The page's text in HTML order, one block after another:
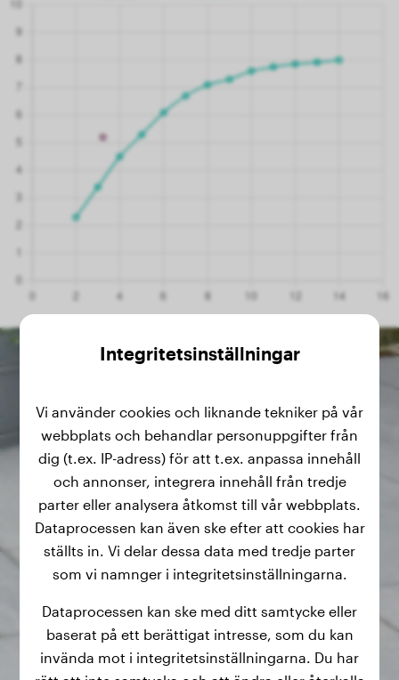
Integritetsinställningar
Vi använder cookies och liknande tekniker på vår
webbplats och behandlar personuppgifter från
dig (t.ex. IP-adress) för att t.ex. anpassa innehåll
och annonser, integrera innehåll från tredje
parter eller analysera åtkomst till vår webbplats.
Dataprocessen kan även ske efter att cookies har
ställts in. Vi delar dessa data med tredje parter
som vi namnger i integritetsinställningarna.
Dataprocessen kan ske med ditt samtycke eller
baserat på ett berättigat intresse, som du kan
invända mot i integritetsinställningarna. Du har